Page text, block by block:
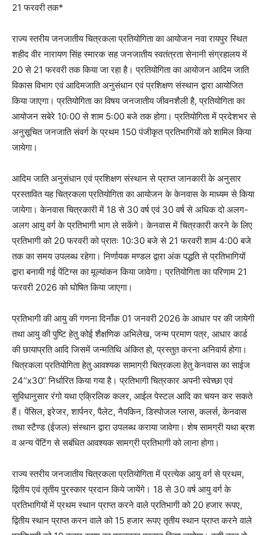
21 फरवरी तक*
राज्य स्तरीय जनजातीय चित्रकला प्रतियोगिता का आयोजन नवा रायपुर स्थित
शहीद वीर नारायण सिंह स्मारक सह जनजातीय स्वतंत्रता सेनानी संग्रहालय में
20 से 21 फरवरी तक किया जा रहा है। प्रतियोगिता का आयोजन आदिम जाति
विकास विभाग एवं आदिमजाति अनुसंधान एवं प्रशिक्षण संस्थान द्वारा आयोजित
किया जाएगा। प्रतियोगिता का विषय जनजातीय जीवनशैली है, प्रतियोगिता का
आयोजन सबेरे 10ः00 से शाम 5ः00 बजे तक होगा। प्रतियोगिता में प्रदेशभर से
अनुसूचित जनजाति संवर्ग के प्रथम 150 पंजीकृत प्रतिभागियों को शामिल किया
जायेगा।
आदिम जाति अनुसंधान एवं प्रशिक्षण संस्थान से प्राप्त जानकारी के अनुसार
प्रस्तावित यह चित्रकला प्रतियोगिता का आयोजन के केनवास के माध्यम से किया
जायेगा। केनवास चित्रकारी में 18 से 30 वर्ष एवं 30 वर्ष से अधिक दो अलग-
अलग आयु वर्ग के प्रतिभागी भाग ले सकेंगे। केनवास में चित्रकारी करने के लिए
प्रतिभागी को 20 फरवरी को प्रातः 10:30 बजे से 21 फरवरी शाम 4:00 बजे
तक का समय उपलब्ध रहेगा। निर्णायक मण्डल द्वारा अंक पद्धति से प्रतिभागियों
द्वारा बनायी गई पेंटिग्स का मूल्यांकन किया जावेगा। प्रतियोगिता का परिणाम 21
फरवरी 2026 को घोषित किया जाएगा।
प्रतिभागी की आयु की गणना दिनाँक 01 जनवरी 2026 के आधार पर की जायेगी
तथा आयु की पुष्टि हेतु कोई शैक्षणिक अभिलेख, जन्म प्रमाण पत्र, आधार कार्ड
की छायाप्रति आदि जिसमें जन्मतिथि अंकित हो, प्रस्तुत करना अनिवार्य होगा।
चित्रकला प्रतियोगिता हेतु आवश्यक सामाग्री चित्रकला हेतु केनवास का साईज
24‘‘x30‘‘ निर्धारित किया गया है। प्रतिभागी चित्रकार अपनी स्वेच्छा एवं
सुविधानुसार रंगो यथा एक्रिलिक कलर, आईल पेस्टल आदि का चयन कर सकते
हैं। पेंसिल, इरेजर, शार्पनर, पैलेट, नैपकिन, डिस्पोजल ग्लास, कलर्स, केनवास
तथा स्टैण्ड (ईजल) संस्थान द्वारा उपलब्ध कराया जावेगा। शेष सामग्री यथा ब्रश
व अन्य पेंटिंग से सबंधित आवश्यक सामग्री प्रतिभागी को लाना होगा।
राज्य स्तरीय जनजातीय चित्रकला प्रतियोगिता में प्रत्येक आयु वर्ग से प्रथम,
द्वितीय एवं तृतीय पुरस्कार प्रदान किये जायेंगे। 18 से 30 वर्ष आयु वर्ग के
प्रतिभागियों में प्रथम स्थान प्राप्त करने वाले प्रतिभागी को 20 हजार रूपए,
द्वितीय स्थान प्राप्त करन वाले को 15 हजार रूपए तृतीय स्थान प्राप्त करने वाले